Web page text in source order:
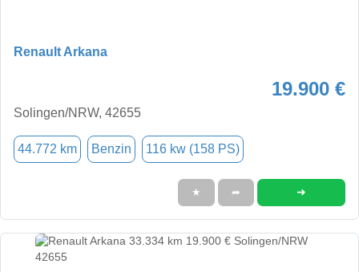
Renault Arkana
19.900 €
Solingen/NRW, 42655
44.772 km Benzin 116 kw (158 PS)
★ ➦ ➜